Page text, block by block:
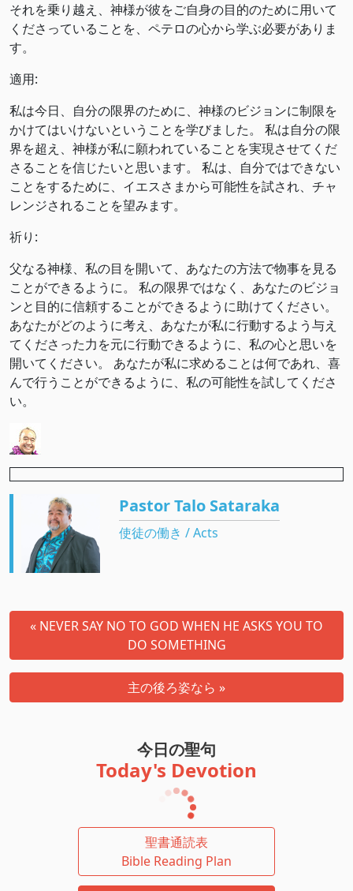
それを乗り越え、神様が彼をご自身の目的のために用いて
くださっていることを、ペテロの心から学ぶ必要がありま
す。
適用:
私は今日、自分の限界のために、神様のビジョンに制限を
かけてはいけないということを学びました。 私は自分の限
界を超え、神様が私に願われていることを実現させてくだ
さることを信じたいと思います。 私は、自分ではできない
ことをするために、イエスさまから可能性を試され、チャ
レンジされることを望みます。
祈り:
父なる神様、私の目を開いて、あなたの方法で物事を見る
ことができるように。 私の限界ではなく、あなたのビジョ
ンと目的に信頼することができるように助けてください。
あなたがどのように考え、あなたが私に行動するよう与え
てくださった力を元に行動できるように、私の心と思いを
開いてください。 あなたが私に求めることは何であれ、喜
んで行うことができるように、私の可能性を試してくださ
い。
Pastor Talo Sataraka
使徒の働き / Acts
« NEVER SAY NO TO GOD WHEN HE ASKS YOU TO
DO SOMETHING
主の後ろ姿なら »
今日の聖句
Today's Devotion
聖書通読表
Bible Reading Plan